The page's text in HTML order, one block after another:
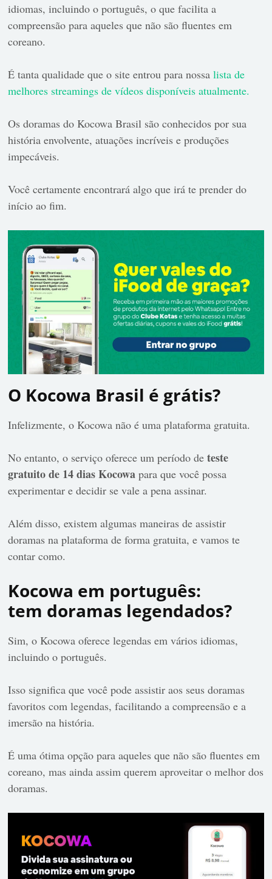
idiomas, incluindo o português, o que facilita a
compreensão para aqueles que não são fluentes em
coreano.
É tanta qualidade que o site entrou para nossalista de
melhores streamings de vídeos disponíveis atualmente.
Os doramas do Kocowa Brasil são conhecidos por sua
história envolvente, atuações incríveis e produções
impecáveis.
Você certamente encontrará algo que irá te prender do
início ao fim.
O Kocowa Brasil é grátis?
Infelizmente, o Kocowa não é uma plataforma gratuita.
No entanto, o serviço oferece um período deteste
gratuito de 14 dias Kocowa para que você possa
experimentar e decidir se vale a pena assinar.
Além disso, existem algumas maneiras de assistir
doramas na plataforma de forma gratuita, e vamos te
contar como.
Kocowa em português:
tem doramas legendados?
Sim, oKocowa oferece legendas em vários idiomas,
incluindo o português.
Isso significa que você pode assistir aos seus doramas
favoritos com legendas, facilitando a compreensão e a
imersão na história.
É uma ótima opção para aqueles que não são fluentes em
coreano, mas ainda assim querem aproveitar o melhor dos
doramas.